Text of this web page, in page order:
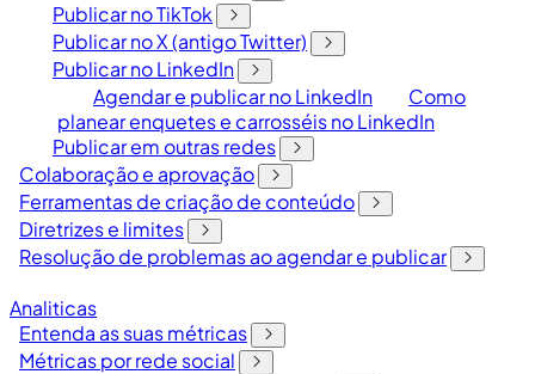
Publicar no TikTok
Publicar no X (antigo Twitter)
Publicar no LinkedIn
Agendar e publicar no LinkedIn
Como
planear enquetes e carrosséis no LinkedIn
Publicar em outras redes
Colaboração e aprovação
Ferramentas de criação de conteúdo
Diretrizes e limites
Resolução de problemas ao agendar e publicar
Analiticas
Entenda as suas métricas
Métricas por rede social